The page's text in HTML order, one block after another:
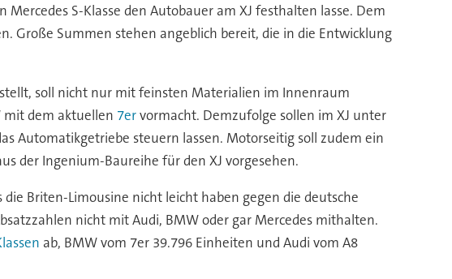
S-Klasse den Autobauer am XJ festhalten lasse. Dem
Große Summen stehen angeblich bereit, die in die Entwicklung
soll nicht nur mit feinsten Materialien im Innenraum
mit dem aktuellen 7ervormacht. Demzufolge sollen im XJ unter
Automatikgetriebe steuern lassen. Motorseitig soll zudem ein
der Ingenium-Baureihe für den XJ vorgesehen.
Briten-Limousine nicht leicht haben gegen die deutsche
nicht mit Audi, BMW oder gar Mercedes mithalten.
ab, BMW vom 7er 39.796 Einheiten und Audi vom A8